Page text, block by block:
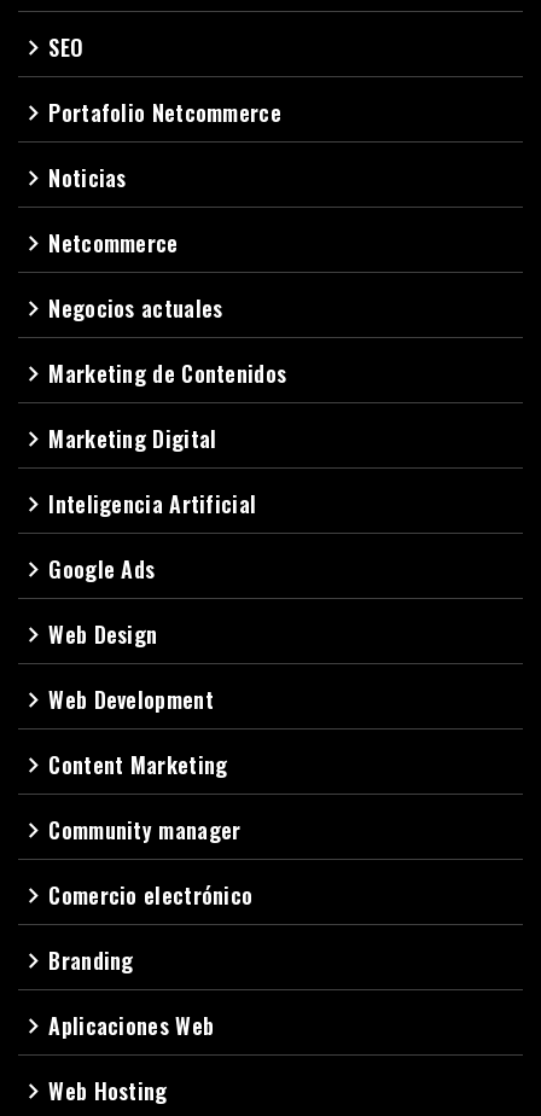
navigate_next SEO
navigate_next Portafolio Netcommerce
navigate_next Noticias
navigate_next Netcommerce
navigate_next Negocios actuales
navigate_next Marketing de Contenidos
navigate_next Marketing Digital
navigate_next Inteligencia Artificial
navigate_next Google Ads
navigate_nextWeb Design
navigate_nextWeb Development
navigate_next Content Marketing
navigate_next Community manager
navigate_next Comercio electrónico
navigate_next Branding
navigate_nextAplicaciones Web
navigate_nextWeb Hosting